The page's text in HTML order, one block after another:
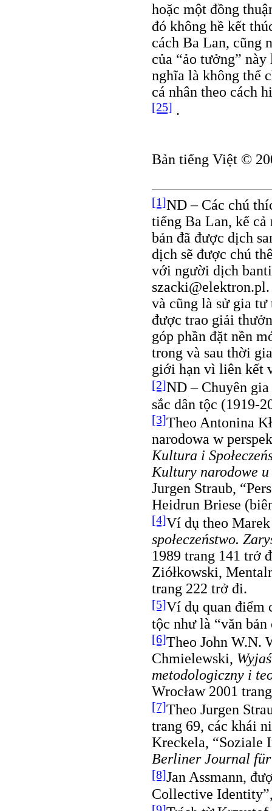
hoặc một đồng
đó không hề kết
cách Ba Lan, cũng
của “ảo tưởng”
nghĩa là không thể
cá nhân theo cách
[25] .
Bản tiếng Việt ©
[1]ND – Các chú
tiếng Ba Lan, kể cả
bản đã được dịch
dịch sẽ được chú
với người dịch
và cũng là sử gia
được trao giải
góp phần đặt nền
trong và sau thời
giới hạn vì liên kết
[2]ND – Chuyên gia
sắc dân tộc (1919-
[3]Theo Antonina
narodowa w
Kultura i
Kultury narodowe
Jurgen Straub,
Heidrun Briese
[4]Ví dụ theo
społeczeństwo.
1989 trang 141 trở
Ziółkowski,
trang 222 trở đi.
[5]Ví dụ quan điểm
tộc như là “văn bản
[6]Theo John W.N.
Chmielewski,
metodologiczny i
Wrocław 2001
[7]Theo Jurgen
trang 69, các khái
Kreckela, “Soziale
Berliner Journal
[8]Jan Assmann,
Collective